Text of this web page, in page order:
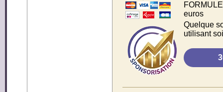
euros
Quelque
utilisant